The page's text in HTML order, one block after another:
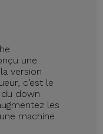
une
version
c’est le
down
les
machine